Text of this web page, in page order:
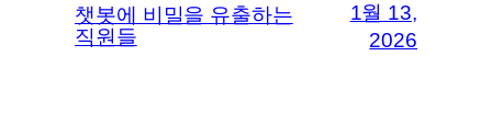
챗봇에 비밀을 유출하는
직원들
1월 13,
2026